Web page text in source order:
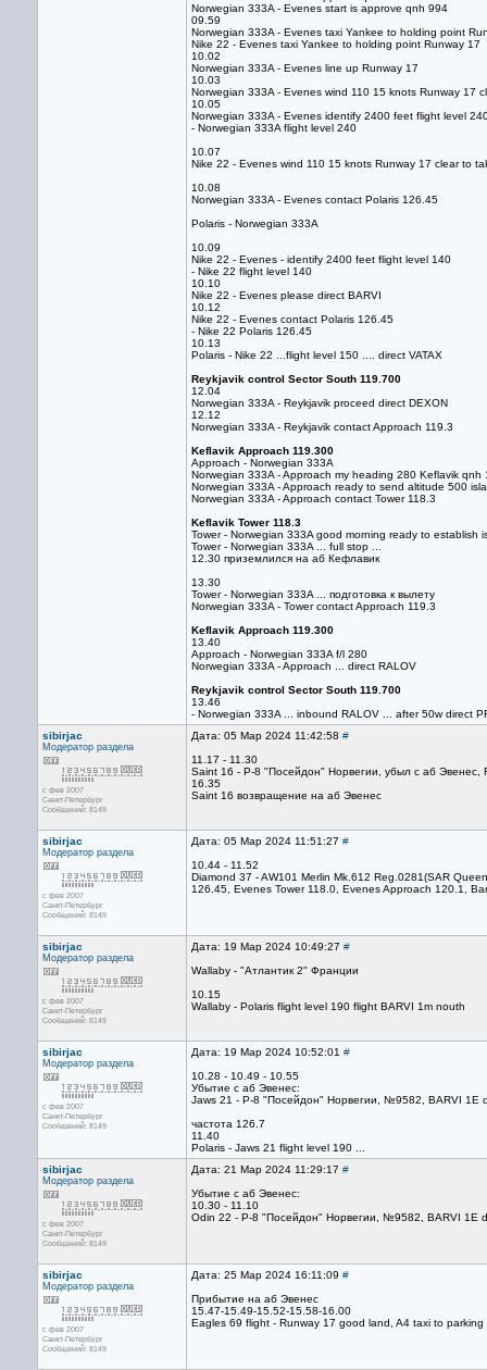
Norwegian 333A - Evenes start is approve qnh 994
09.59
Norwegian 333A - Evenes taxi Yankee to holding point
Nike 22 - Evenes taxi Yankee to holding point Runway 17
10.02
Norwegian 333A - Evenes line up Runway 17
10.03
Norwegian 333A - Evenes wind 110 15 knots Runway 17
10.05
Norwegian 333A - Evenes identify 2400 feet flight level
- Norwegian 333A flight level 240
10.07
Nike 22 - Evenes wind 110 15 knots Runway 17 clear to
10.08
Norwegian 333A - Evenes contact Polaris 126.45
Polaris - Norwegian 333A
10.09
Nike 22 - Evenes - identify 2400 feet flight level 140
- Nike 22 flight level 140
10.10
Nike 22 - Evenes please direct BARVI
10.12
Nike 22 - Evenes contact Polaris 126.45
- Nike 22 Polaris 126.45
10.13
Polaris - Nike 22 ...flight level 150 .... direct VATAX
Reykjavik control Sector South 119.700
12.04
Norwegian 333A - Reykjavik proceed direct DEXON
12.12
Norwegian 333A - Reykjavik contact Approach 119.3
Keflavik Approach 119.300
Approach - Norwegian 333A
Norwegian 333A - Approach my heading 280 Keflavik qnh
Norwegian 333A - Approach ready to send altitude 500
Norwegian 333A - Approach contact Tower 118.3
Keflavik Tower 118.3
Tower - Norwegian 333A good morning ready to establish
Tower - Norwegian 333A ... full stop ...
12.30 приземлился на аб Кефлавик
13.30
Tower - Norwegian 333A ... подготовка к вылету
Norwegian 333A - Tower contact Approach 119.3
Keflavik Approach 119.300
13.40
Approach - Norwegian 333A f/l 280
Norwegian 333A - Approach ... direct RALOV
Reykjavik control Sector South 119.700
13.46
- Norwegian 333A ... inbound RALOV ... after 50w direct
sibirjac
Модератор раздела
с фев 2007
Санкт-Петербург
Сообщений: 8149
Дата: 05 Мар 2024 11:42:58 #
11.17 - 11.30
Saint 16 - P-8 "Посейдон" Норвегии, убыл с аб Эвенес,
16.35
Saint 16 возвращение на аб Эвенес
sibirjac
Модератор раздела
с фев 2007
Санкт-Петербург
Сообщений: 8149
Дата: 05 Мар 2024 11:51:27 #
10.44 - 11.52
Diamond 37 - AW101 Merlin Mk.612 Reg.0281(SAR
126.45, Evenes Tower 118.0, Evenes Approach 120.1,
sibirjac
Модератор раздела
с фев 2007
Санкт-Петербург
Сообщений: 8149
Дата: 19 Мар 2024 10:49:27 #
Wallaby - "Атлантик 2" Франции
10.15
Wallaby - Polaris flight level 190 flight BARVI 1m nouth
sibirjac
Модератор раздела
с фев 2007
Санкт-Петербург
Сообщений: 8149
Дата: 19 Мар 2024 10:52:01 #
10.28 - 10.49 - 10.55
Убытие с аб Эвенес:
Jaws 21 - P-8 "Посейдон" Норвегии, №9582, BARVI 1E
частота 126.7
11.40
Polaris - Jaws 21 flight level 190 ...
sibirjac
Модератор раздела
с фев 2007
Санкт-Петербург
Сообщений: 8149
Дата: 21 Мар 2024 11:29:17 #
Убытие с аб Эвенес:
10.30 - 11.10
Odin 22 - P-8 "Посейдон" Норвегии, №9582, BARVI 1E
sibirjac
Модератор раздела
с фев 2007
Санкт-Петербург
Сообщений: 8149
Дата: 25 Мар 2024 16:11:09 #
Прибытие на аб Эвенес
15.47-15.49-15.52-15.58-16.00
Eagles 69 flight - Runway 17 good land, A4 taxi to parking